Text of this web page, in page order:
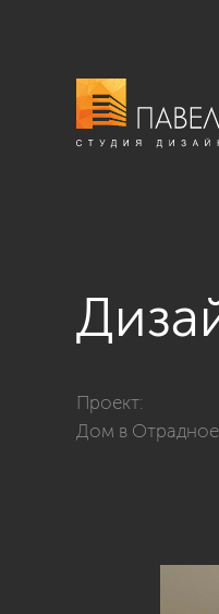
Проект:
Дом в Отрадное